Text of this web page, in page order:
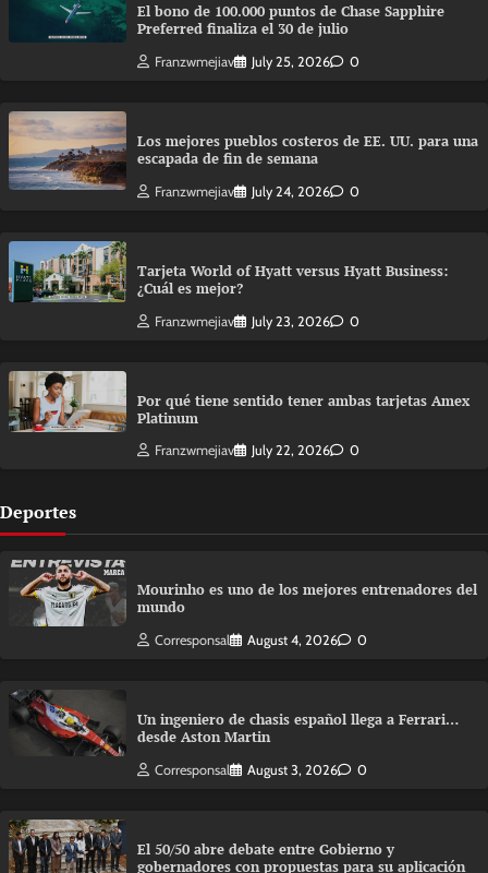
El bono de 100.000 puntos de Chase Sapphire
Preferred finaliza el 30 de julio
Franzwmejiav July 25, 2026 0
Los mejores pueblos costeros de EE. UU. para una
escapada de fin de semana
Franzwmejiav July 24, 2026 0
Tarjeta World of Hyatt versus Hyatt Business:
¿Cuál es mejor?
Franzwmejiav July 23, 2026 0
Por qué tiene sentido tener ambas tarjetas Amex
Platinum
Franzwmejiav July 22, 2026 0
Deportes
Mourinho es uno de los mejores entrenadores del
mundo
Corresponsal August 4, 2026 0
Un ingeniero de chasis español llega a Ferrari…
desde Aston Martin
Corresponsal August 3, 2026 0
El 50/50 abre debate entre Gobierno y
gobernadores con propuestas para su aplicación